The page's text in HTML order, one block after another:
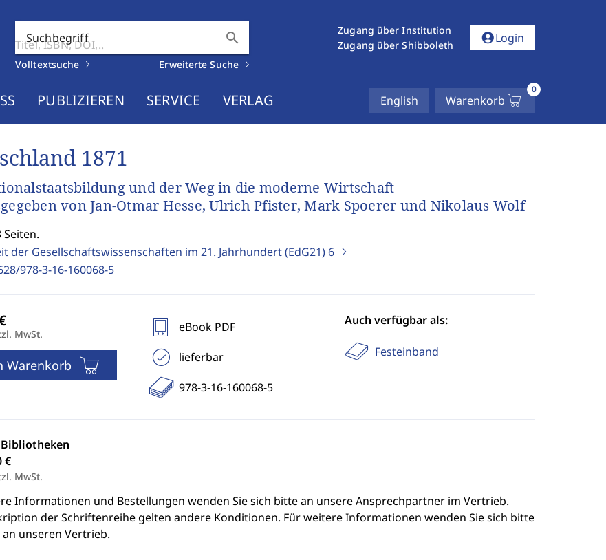
Suchbegriff search
Volltextsuche Erweiterte Suche
Zugang über Institution
Zugang über Shibboleth
account_circleLogin
PUBLIZIEREN SERVICE VERLAG English Warenkorb
0
1871
und der Weg in die moderne Wirtschaft
von Jan-Otmar Hesse, Ulrich Pfister, Mark Spoerer und Nikolaus Wolf
Seiten.
der Gesellschaftswissenschaften im 21. Jahrhundert (EdG21) 6
978-3-16-160068-5
MwSt.
Warenkorb
eBook PDF
lieferbar
978-3-16-160068-5
Auch verfügbar als:
Festeinband
€
MwSt.
Informationen und Bestellungen wenden Sie sich bitte an unsere Ansprechpartner im Vertrieb.
der Schriftenreihe gelten andere Konditionen. Für weitere Informationen wenden Sie sich bitte
unseren Vertrieb.